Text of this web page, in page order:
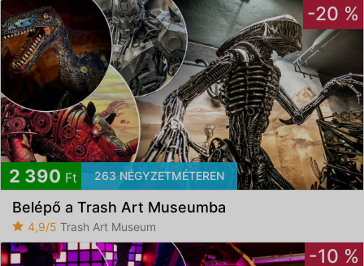
-20 %
2 390 Ft 263 NÉGYZETMÉTEREN
Belépő a Trash Art Museumba
4,9/5 Trash Art Museum
-10 %